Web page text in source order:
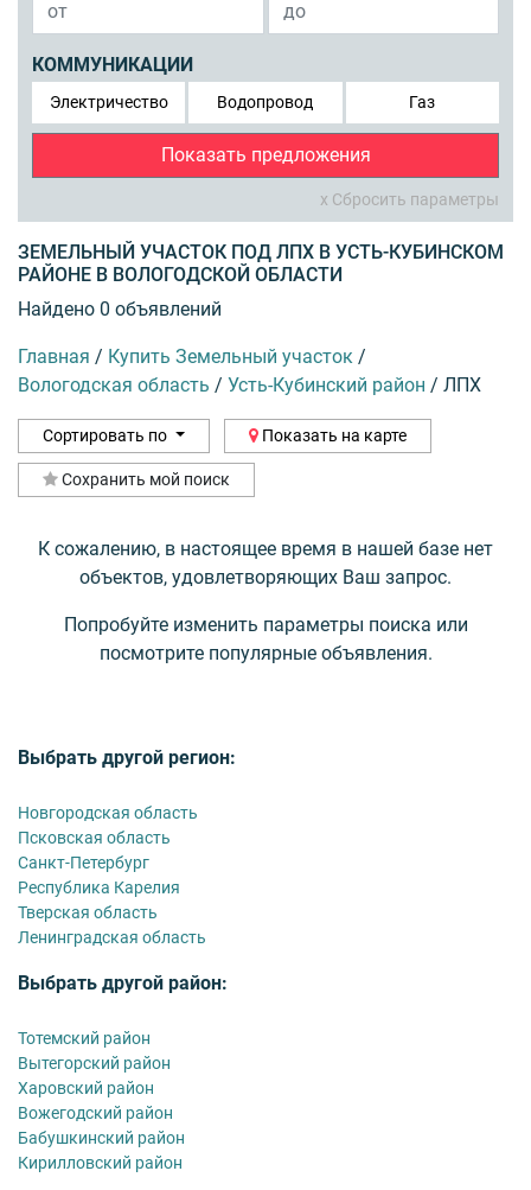
КОММУНИКАЦИИ
Электричество Водопровод Газ
Показать предложения
x Сбросить параметры
ЗЕМЕЛЬНЫЙ УЧАСТОК ПОД ЛПХ В УСТЬ-КУБИНСКОМ
РАЙОНЕ В ВОЛОГОДСКОЙ ОБЛАСТИ
Найдено 0 объявлений
Главная / Купить Земельный участок /
Вологодская область / Усть-Кубинский район / ЛПХ
Сортировать по Показать на карте
Сохранить мой поиск
К сожалению, в настоящее время в нашей базе нет
объектов, удовлетворяющих Ваш запрос.
Попробуйте изменить параметры поиска или
посмотрите популярные объявления.
Выбрать другой регион:
Новгородская область
Псковская область
Санкт-Петербург
Республика Карелия
Тверская область
Ленинградская область
Выбрать другой район:
Тотемский район
Вытегорский район
Харовский район
Вожегодский район
Бабушкинский район
Кирилловский район